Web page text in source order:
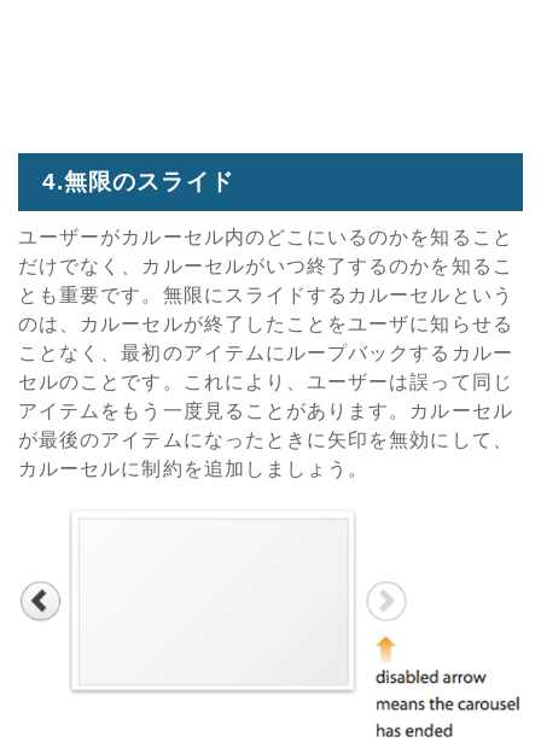
4.無限のスライド
ユーザーがカルーセル内のどこにいるのかを知ること
だけでなく、カルーセルがいつ終了するのかを知るこ
とも重要です。無限にスライドするカルーセルという
のは、カルーセルが終了したことをユーザに知らせる
ことなく、最初のアイテムにループバックするカルー
セルのことです。これにより、ユーザーは誤って同じ
アイテムをもう一度見ることがあります。カルーセル
が最後のアイテムになったときに矢印を無効にして、
カルーセルに制約を追加しましょう。